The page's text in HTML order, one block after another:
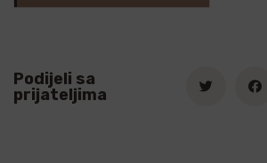
Podijeli sa
prijateljima